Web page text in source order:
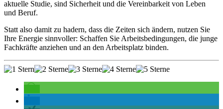
aktuelle Studie, sind Sicherheit und die Vereinbarkeit von Leben
und Beruf.
Statt also damit zu hadern, dass die Zeiten sich ändern, nutzen Sie
Ihre Energie sinnvoller: Schaffen Sie Arbeitsbedingungen, die junge
Fachkräfte anziehen und an den Arbeitsplatz binden.